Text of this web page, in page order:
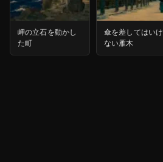
岬の立石を動かし
た町
傘を差してはいけ
ない雁木